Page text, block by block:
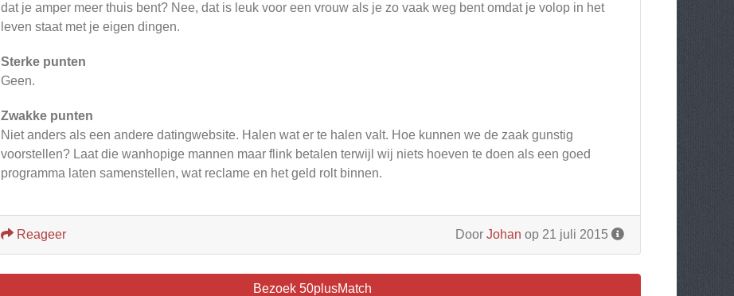
dat je amper meer thuis bent? Nee, dat is leuk voor een vrouw als je zo vaak weg bent omdat je volop in het
leven staat met je eigen dingen.
Sterke punten
Geen.
Zwakke punten
Niet anders als een andere datingwebsite. Halen wat er te halen valt. Hoe kunnen we de zaak gunstig
voorstellen? Laat die wanhopige mannen maar flink betalen terwijl wij niets hoeven te doen als een goed
programma laten samenstellen, wat reclame en het geld rolt binnen.
Door Johan op 21 juli 2015
Reageer
Bezoek 50plusMatch